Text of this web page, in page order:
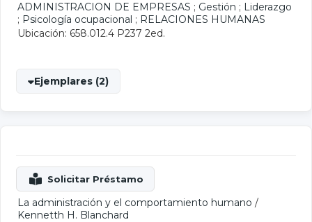
ADMINISTRACION DE EMPRESAS ; Gestión ; Liderazgo
; Psicología ocupacional ; RELACIONES HUMANAS
Ubicación: 658.012.4 P237 2ed.
Ejemplares (2)
La administración y el comportamiento humano /
Kennetth H. Blanchard